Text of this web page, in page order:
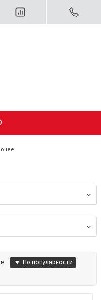
По популярности